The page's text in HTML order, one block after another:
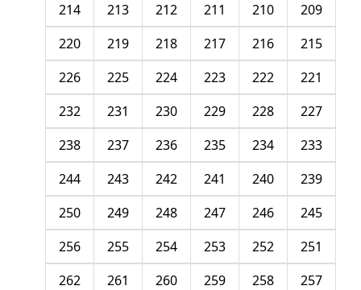
209
210
211
212
213
214
215
216
217
218
219
220
221
222
223
224
225
226
227
228
229
230
231
232
233
234
235
236
237
238
239
240
241
242
243
244
245
246
247
248
249
250
251
252
253
254
255
256
257
258
259
260
261
262